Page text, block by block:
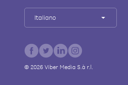
Italiano
© 2026Viber Media S.à r.l.